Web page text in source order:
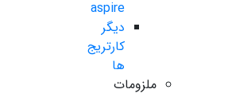
aspire
دیگر
کارتریج
ها
ملزومات